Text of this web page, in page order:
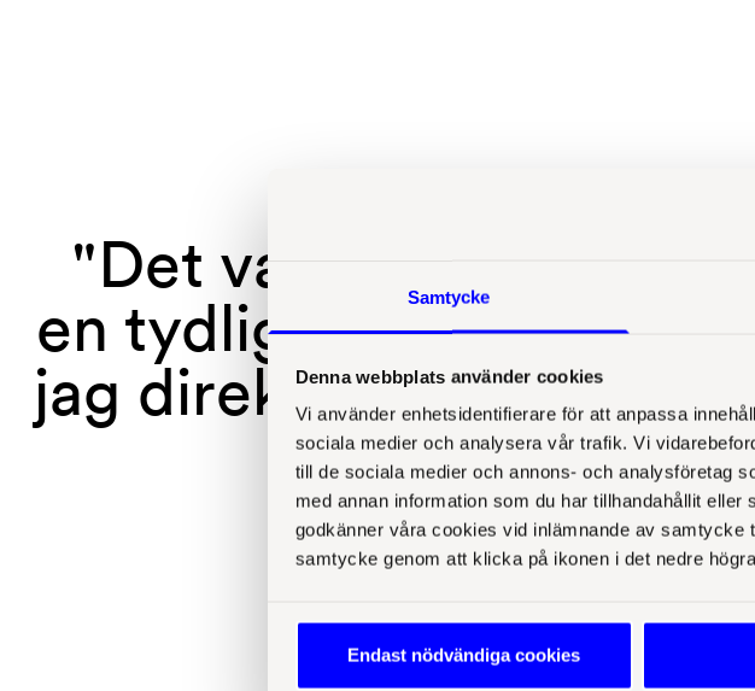
Samtycke
Denna webbplats använder cookies
Vi använder enhetsidentifierare för att anpassa
sociala medier och analysera vår trafik. Vi
till de sociala medier och annons- och analysföretag
med annan information som du har tillhandahållit
godkänner våra cookies vid inlämnande av
samtycke genom att klicka på ikonen i det nedre
Endast nödvändiga cookies
"Det var värdefullt för
en tydlig del av en
jag direkt fick möjlighet
till
-